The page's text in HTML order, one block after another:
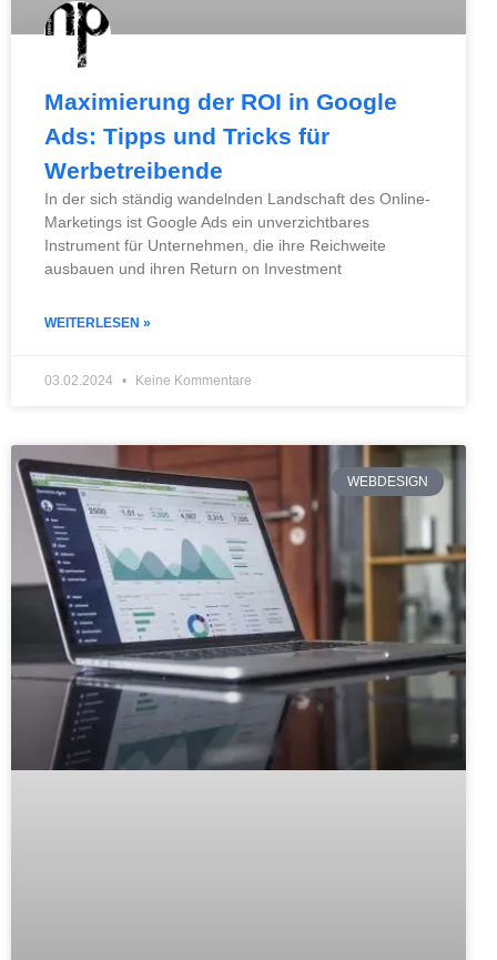
Maximierung der ROI in Google
Ads: Tipps und Tricks für
Werbetreibende
In der sich ständig wandelnden Landschaft des Online-
Marketings ist Google Ads ein unverzichtbares
Instrument für Unternehmen, die ihre Reichweite
ausbauen und ihren Return on Investment
WEITERLESEN »
03.02.2024 Keine Kommentare
WEBDESIGN